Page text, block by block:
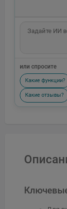
или спросите
Какие функции?
Какие отзывы?